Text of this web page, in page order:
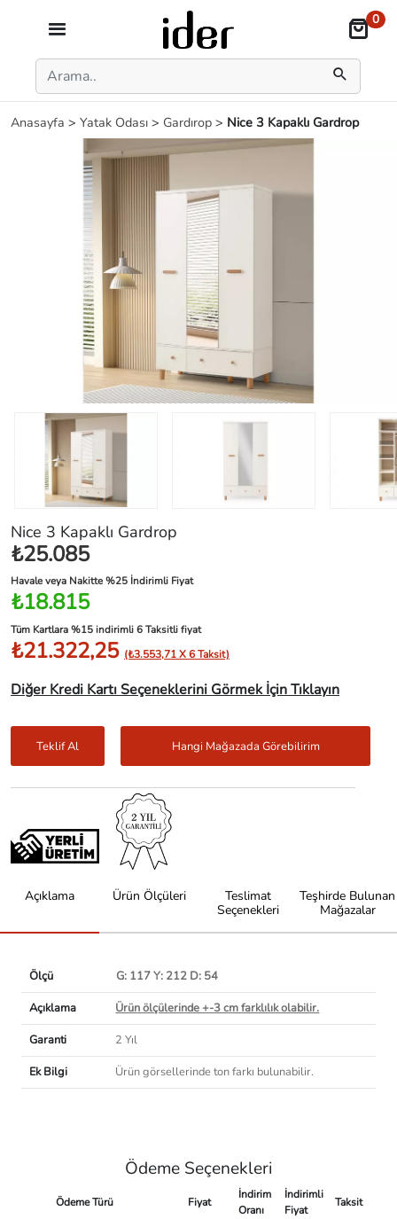
0
Anasayfa > Yatak Odası > Gardırop > Nice 3 Kapaklı Gardrop
Nice 3 Kapaklı Gardrop
₺25.085
Havale veya Nakitte %25 İndirimli Fiyat
₺18.815
Tüm Kartlara %15 indirimli 6 Taksitli fiyat
₺21.322,25 (₺3.553,71 X 6 Taksit)
Diğer Kredi Kartı Seçeneklerini Görmek İçin Tıklayın
Teklif Al Hangi Mağazada Görebilirim
Açıklama Ürün Ölçüleri
Teslimat
Seçenekleri
Teşhirde Bulunan
Mağazalar
Ölçü
G: 117 Y: 212 D: 54
Açıklama
Ürün ölçülerinde +-3 cm farklılık olabilir.
Garanti
2 Yıl
Ek Bilgi
Ürün görsellerinde ton farkı bulunabilir.
Ödeme Seçenekleri
Ödeme Türü Fiyat
İndirim
Oranı
İndirimli
Fiyat
Taksit